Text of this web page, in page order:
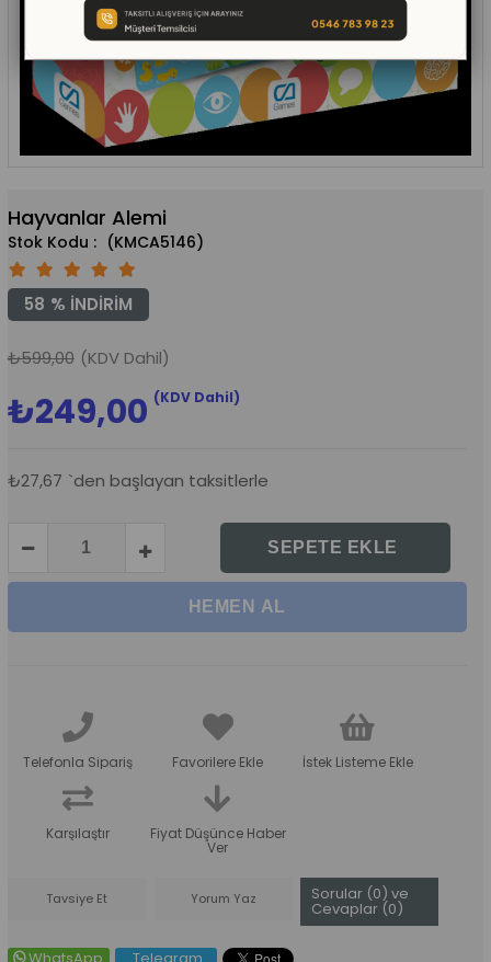
Hayvanlar Alemi
(KMCA5146)
%
58 İNDIRIM
₺599,00 (KDV Dahil)
₺249,00 (KDV Dahil)
₺27,67 `den başlayan taksitlerle
Telefonla Sipariş Favorilere Ekle İstek Listeme Ekle
Karşılaştır Fiyat Düşünce Haber
Ver
Tavsiye Et Yorum Yaz Sorular (0) ve
Cevaplar (0)